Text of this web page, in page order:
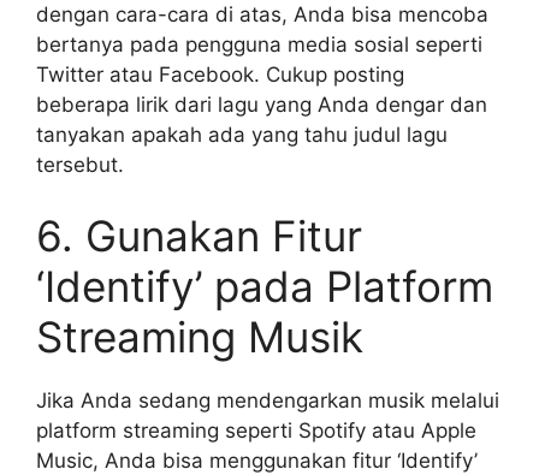
dengan cara-cara di atas, Anda bisa mencoba
bertanya pada pengguna media sosial seperti
Twitter atau Facebook. Cukup posting
beberapa lirik dari lagu yang Anda dengar dan
tanyakan apakah ada yang tahu judul lagu
tersebut.
6. Gunakan Fitur
‘Identify’ pada Platform
Streaming Musik
Jika Anda sedang mendengarkan musik melalui
platform streaming seperti Spotify atau Apple
Music, Anda bisa menggunakan fitur ‘Identify’